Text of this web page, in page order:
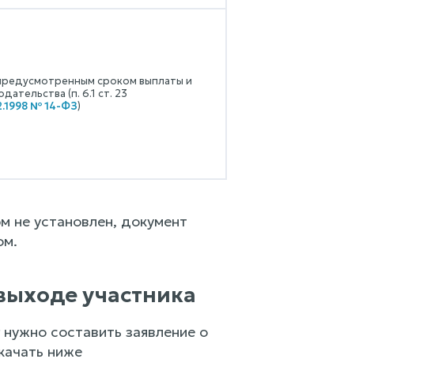
сроком выплаты и
(п. 6.1 ст. 23
№ 14-ФЗ)
не установлен, документ
участника
составить заявление о
ниже